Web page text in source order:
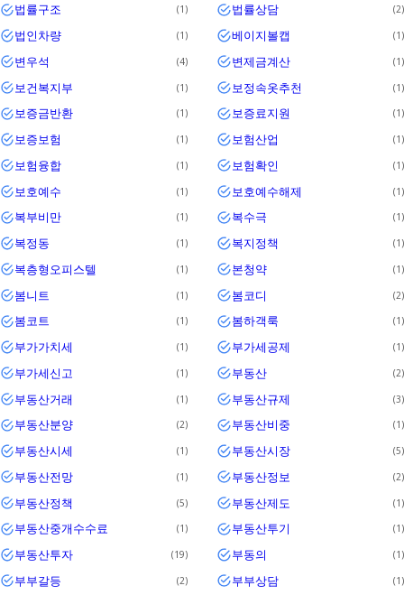
법률구조 1 법률상담 2
법인차량 1 베이지볼캡 1
변우석 4 변제금계산 1
보건복지부 1 보정속옷추천 1
보증금반환 1 보증료지원 1
보증보험 1 보험산업 1
보험융합 1 보험확인 1
보호예수 1 보호예수해제 1
복부비만 1 복수극 1
복정동 1 복지정책 1
복층형오피스텔 1 본청약 1
봄니트 1 봄코디 2
봄코트 1 봄하객룩 1
부가가치세 1 부가세공제 1
부가세신고 1 부동산 2
부동산거래 1 부동산규제 3
부동산분양 2 부동산비중 1
부동산시세 1 부동산시장 5
부동산전망 1 부동산정보 2
부동산정책 5 부동산제도 1
부동산중개수수료 1 부동산투기 1
부동산투자 19 부동의 1
부부갈등 2 부부상담 1